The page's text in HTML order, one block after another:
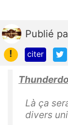
Publié
!
citer
Là ça
divers